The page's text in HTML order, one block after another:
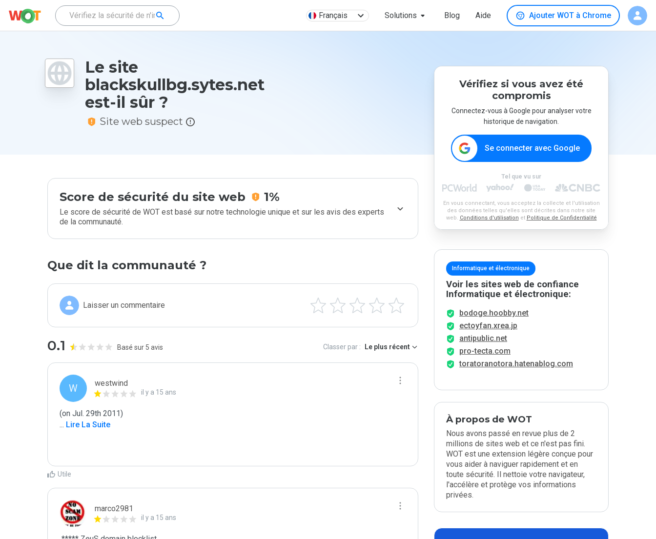
Français Solutions Blog Aide Ajouter WOT à Chrome
Le site
blackskullbg.sytes.net
est-il sûr ?
Site web suspect
Score de sécurité du site web 1%
Le score de sécurité de WOT est basé sur notre technologie unique et sur les avis des experts
de la communauté.
Que dit la communauté ?
Laisser un commentaire
0.1 Basé sur 5 avis Classer par : Le plus récent
W westwind
il y a 15 ans
... Lire La Suite
Utile
marco2981
il y a 15 ans
Vérifiez si vous avez été
compromis
Connectez-vous à Google pour analyser votre
historique de navigation.
Se connecter avec Google
Tel que vu sur
En vous connectant, vous acceptez la collecte et l'utilisation
des données telles qu'elles sont décrites dans notre site
web. Conditions d'utilisation et Politique de Confidentialité
Informatique et électronique
Voir les sites web de confiance
Informatique et électronique:
bodoge.hoobby.net
ectoyfan.xrea.jp
antipublic.net
pro-tecta.com
toratoranotora.hatenablog.com
À propos de WOT
Nous avons passé en revue plus de 2
millions de sites web et ce n'est pas fini.
WOT est une extension légère conçue pour
vous aider à naviguer rapidement et en
toute sécurité. Il nettoie votre navigateur,
l'accélère et protège vos informations
privées.